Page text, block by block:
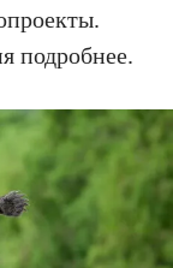
подробнее.